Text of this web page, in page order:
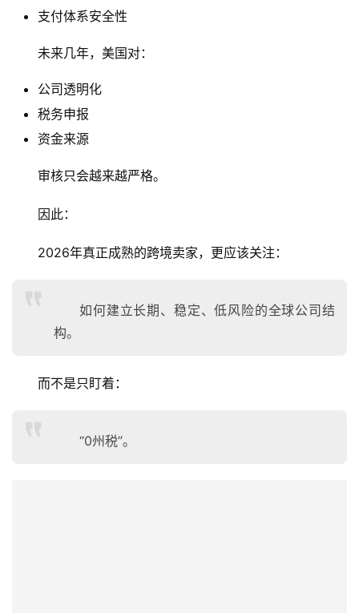
支付体系安全性
未来几年，美国对：
公司透明化
税务申报
资金来源
审核只会越来越严格。
因此：
2026年真正成熟的跨境卖家，更应该关注：
如何建立长期、稳定、低风险的全球公司结
构。
而不是只盯着：
“0州税”。